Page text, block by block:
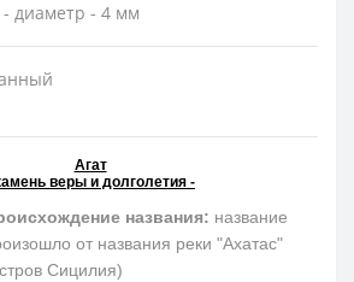
диаметр - 4 мм
Агат
веры и долголетия -
названия: название
от названия реки "Ахатас"
Сицилия)